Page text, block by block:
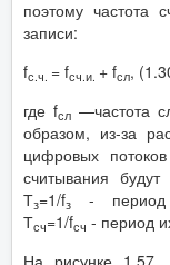
поэтому частота
записи:
fс.ч. = fсч.и. + fсл,
где fсл —частота
образом, из-за
цифровых
считывания
Тз=1/fз
- период
Тсч=1/fсч - период